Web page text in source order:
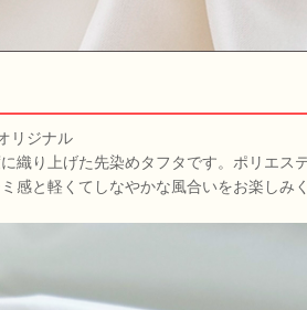
リジナル
織り上げた先染めタフタです。ポリエス
感と軽くてしなやかな風合いをお楽しみく